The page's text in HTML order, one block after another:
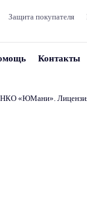
Защита покупателя
Контакты
«ЮМани».